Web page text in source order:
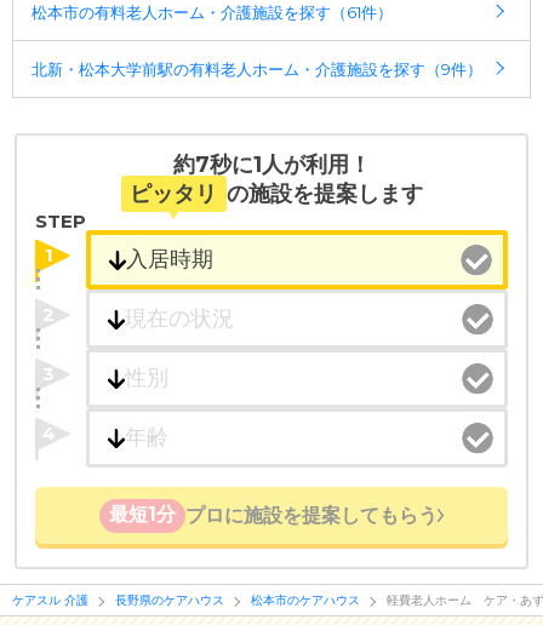
◎ケアスル 介護の3つの特徴
受付時間：10：00～19：00
・全国10000件の介護施設情報を掲載
幅広い選択肢の中から、条件にあった施設を選ぶ
ことができます。
・こだわりの条件や医療体制から施設を探せる
たとえば「カラオケ」「麻雀」が楽しめる施設、
「夫婦入居可」の施設、「看取り可」の施設など、
医療・看護体制から施設を探すこともできます。
松本市の有料老人ホーム・介護施設を探す（61件）
北新・松本大学前駅の有料老人ホーム・介護施設を探す（9件）
約7秒に1人が利用！
ピッタリ の施設を提案します
STEP
1
2
3
4
最短1分 プロに施設を提案してもらう
ケアスル 介護 長野県のケアハウス 松本市のケアハウス 軽費老人ホーム ケア・あ